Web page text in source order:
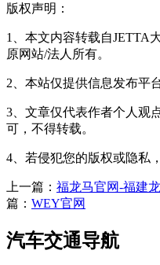
版权声明：
1、本文内容转载自JETTA
原网站/法人所有。
2、本站仅提供信息发布平
3、文章仅代表作者个人观
可，不得转载。
4、若侵犯您的版权或隐私
上一篇： 福龙马官网-福建
篇： WEY官网
汽车交通导航